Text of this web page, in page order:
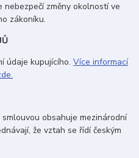
nebezpečí změny okolností ve
zákoníku.
údaje kupujícího.Více informací
obsahuje mezinárodní
že vztah se řídí českým